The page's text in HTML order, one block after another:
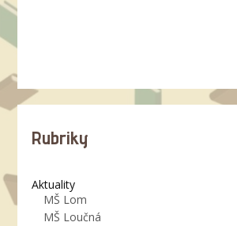
Rubriky
Aktuality
MŠ Lom
MŠ Loučná